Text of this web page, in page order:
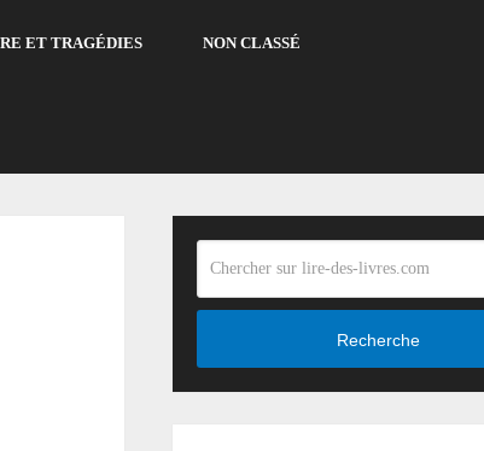
ET TRAGÉDIES NON CLASSÉ
Recherche